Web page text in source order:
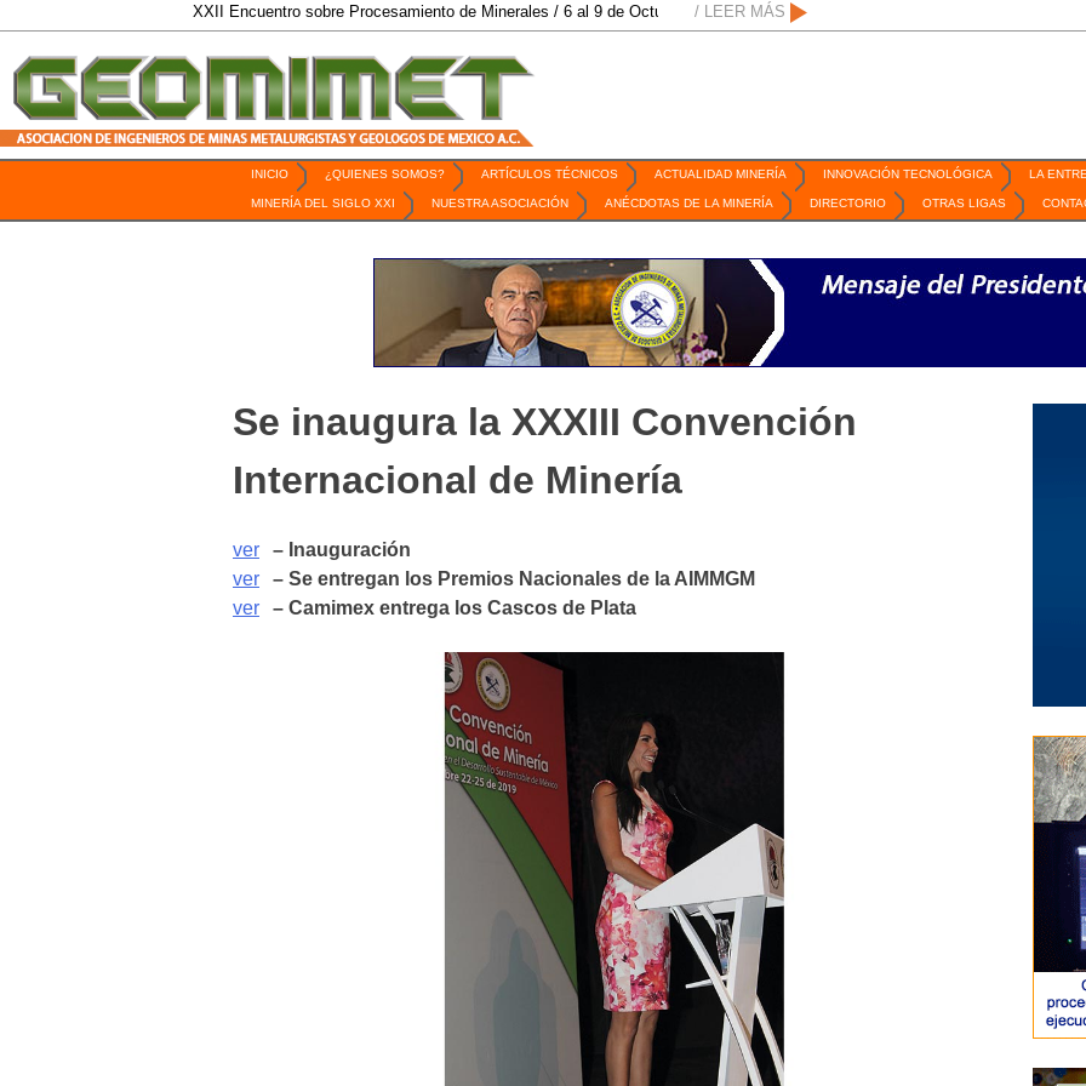
XXII Encuentro sobre Procesamiento de Minerales / 6 al 9 de Octubre de 2026 / San Luis Potosí, SLP / Mexico Mining Forum /
/ LEER MÁS
INICIO ¿QUIENES SOMOS? ARTÍCULOS TÉCNICOS ACTUALIDAD MINERÍA INNOVACIÓN TECNOLÓGICA LA
MINERÍA DEL SIGLO XXI NUESTRA ASOCIACIÓN ANÉCDOTAS DE LA MINERÍA DIRECTORIO OTRAS LIGAS
Se inaugura la XXXIII Convención
Internacional de Minería
ver
– Inauguración
ver
– Se entregan los Premios Nacionales de la AIMMGM
ver
– Camimex entrega los Cascos de Plata